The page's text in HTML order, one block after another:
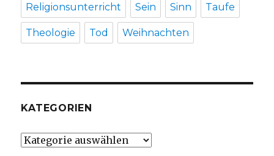
Religionsunterricht Sein Sinn Taufe
Theologie Tod Weihnachten
KATEGORIEN
Kategorien